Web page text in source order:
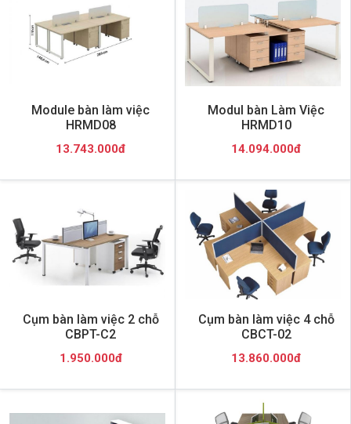
Module bàn làm việc
HRMD08
13.743.000đ
Modul bàn Làm Việc
HRMD10
14.094.000đ
Cụm bàn làm việc 2 chỗ
CBPT-C2
1.950.000đ
Cụm bàn làm việc 4 chỗ
CBCT-02
13.860.000đ